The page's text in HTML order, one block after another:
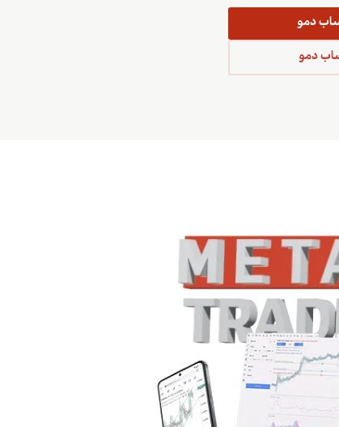
دمو
دمو